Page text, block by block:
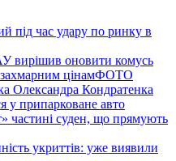
під час удару по ринку в
вирішив оновити комусь
цінамФОТО
Олександра Кондратенка
у припарковане авто
частині суден, що прямують
укриттів: уже виявили